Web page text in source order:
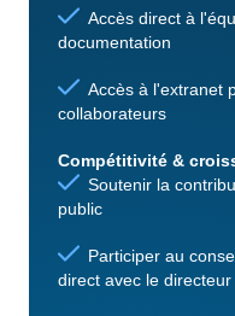
Accès direct à
documentation
Accès à l'extranet
collaborateurs
Compétitivité &
Soutenir la
public
Participer au
direct avec le